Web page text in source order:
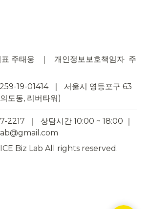
주태웅   ｜   개인정보보호책임자  주
19-01414  ｜  서울시 영등포구 63
도동, 리버타워)
｜  상담시간 10:00 ~ 18:00 ｜
Biz Lab All rights reserved.